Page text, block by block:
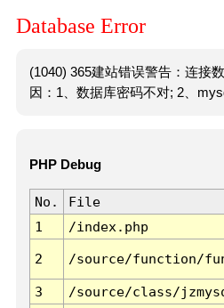
Database Error
(1040) 365建站错误警告：连接
因：1、数据库密码不对; 2、
PHP Debug
No. File
1
/index.php
2 /source/function/
3 /source/class/